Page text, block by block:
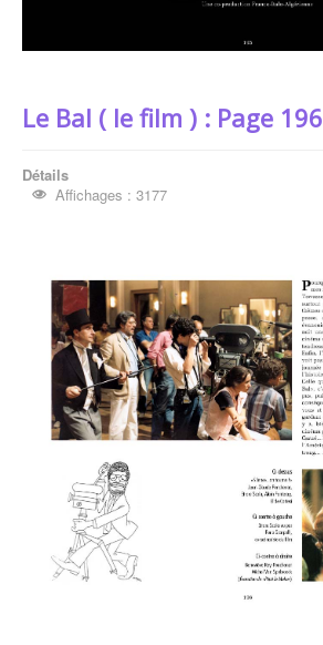
Le Bal ( le film ) : Page 196
Détails
Affichages : 3177